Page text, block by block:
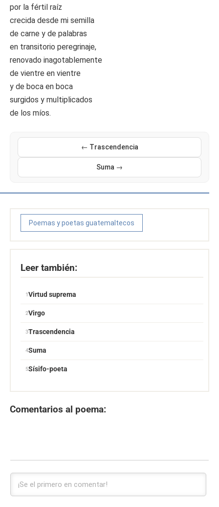
por la fértil raíz
crecida desde mi semilla
de carne y de palabras
en transitorio peregrinaje,
renovado inagotablemente
de vientre en vientre
y de boca en boca
surgidos y multiplicados
de los míos.
← Trascendencia
Suma →
Poemas y poetas guatemaltecos
Leer también:
Virtud suprema
Virgo
Trascendencia
Suma
Sísifo-poeta
Comentarios al poema: